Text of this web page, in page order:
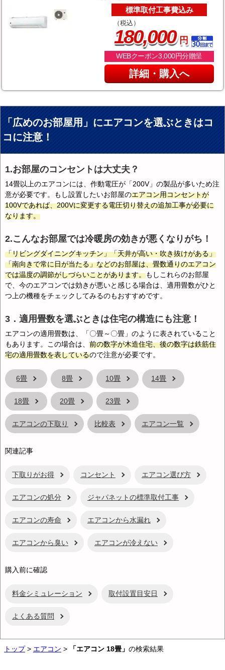
標準取付工事費込み
（税込）
180,000円
WEBクーポン3,000円分贈呈
詳細・購入へ
「広めのお部屋用」にエアコンを選ぶときはコ
コに注意！
1.お部屋のコンセントは大丈夫？
14畳以上のエアコンには、作動電圧が「200V」の製品が多いため注
意が必要です。もし設置したいお部屋のエアコン用コンセントが
100Vであれば、200Vに変更する電圧切り替えの追加工事が必要に
なります。
2.こんなお部屋では冷暖房の効きが悪くなりがち！
「リビングダイニングキッチン」「天井が高い・吹き抜けがある」
「南向きで常に日が当たる」などのお部屋は、畳数通りのエアコン
では温度の調節がしづらいことがあります。もしこれらのお部屋
で、今のエアコンでは効きが悪いと感じる場合は、適用畳数がひと
つ上の機種をチェックしてみるのもおすすめです。
3．適用畳数を選ぶときは住宅の構造にも注意！
エアコンの適用畳数は、「〇畳～〇畳」のように表されていること
もあります。この場合は、 前の数字が木造住宅、後の数字は鉄筋住
宅の適用畳数を表しているので注意が必要です。
6畳 8畳 10畳 14畳
18畳 20畳 23畳
エアコンの下取り 比較表 エアコン一覧
関連記事
下取りがお得 コンセント エアコン選び方
エアコンの処分 ジャパネットの標準取付工事
エアコンの寿命 エアコンから水漏れ
エアコンから臭い エアコンが冷えない
購入前に確認
料金シミュレーション 取付設置目安日
よくある質問
トップ> エアコン > 「エアコン 18畳」 の検索結果